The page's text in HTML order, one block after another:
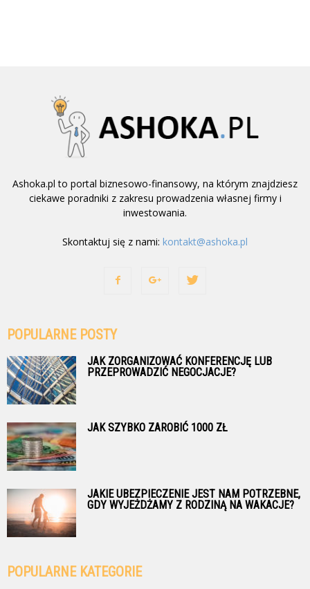
Ashoka.pl to portal biznesowo-finansowy, na którym znajdziesz
ciekawe poradniki z zakresu prowadzenia własnej firmy i
inwestowania.
Skontaktuj się z nami: kontakt@ashoka.pl
POPULARNE POSTY
JAK ZORGANIZOWAĆ KONFERENCJĘ LUB
PRZEPROWADZIĆ NEGOCJACJE?
JAK SZYBKO ZAROBIĆ 1000 ZŁ
JAKIE UBEZPIECZENIE JEST NAM POTRZEBNE,
GDY WYJEŻDŻAMY Z RODZINĄ NA WAKACJE?
POPULARNE KATEGORIE